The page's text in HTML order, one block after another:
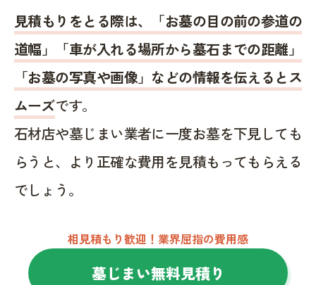
見積もりをとる際は、「お墓の目の前の参道の
道幅」「車が入れる場所から墓石までの距離」
「お墓の写真や画像」などの情報を伝えるとス
ムーズです。
石材店や墓じまい業者に一度お墓を下見しても
らうと、より正確な費用を見積もってもらえる
でしょう。
相見積もり歓迎！業界屈指の費用感
墓じまい無料見積り